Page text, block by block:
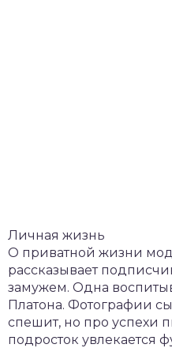
Личная жизнь
О приватной жизни
рассказывает
замужем. Одна
Платона. Фотографии
спешит, но про успехи
подросток увлекается